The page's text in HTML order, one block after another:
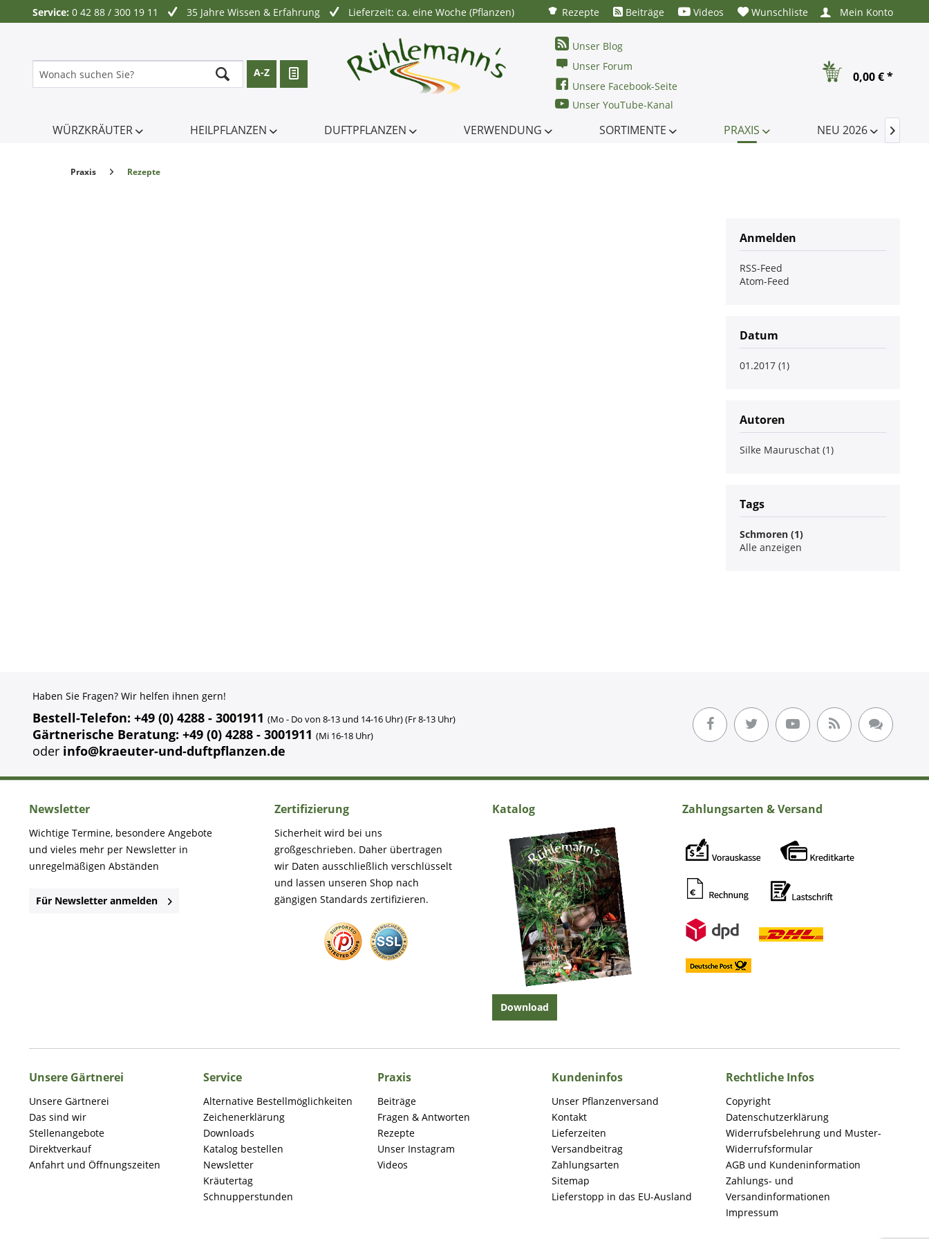
Service: 0 42 88 / 300 19 11 35 Jahre Wissen & Erfahrung Lieferzeit: ca. eine Woche (Pflanzen) Rezepte Beiträge Videos Wunschliste Mein Konto
A-Z
Unser Blog
Unser Forum
Unsere Facebook-Seite
Unser YouTube-Kanal
0,00 € *
WÜRZKRÄUTER HEILPFLANZEN DUFTPFLANZEN VERWENDUNG SORTIMENTE PRAXIS NEU 2026 
Praxis Rezepte
Anmelden
RSS-Feed
Atom-Feed
Datum
01.2017 (1)
Autoren
Silke Mauruschat (1)
Tags
Schmoren (1)
Alle anzeigen
Haben Sie Fragen? Wir helfen ihnen gern!
Bestell-Telefon: +49 (0) 4288 - 3001911 (Mo - Do von 8-13 und 14-16 Uhr) (Fr 8-13 Uhr)
Gärtnerische Beratung: +49 (0) 4288 - 3001911 (Mi 16-18 Uhr)
oder info@kraeuter-und-duftpflanzen.de
Newsletter
Wichtige Termine, besondere Angebote
und vieles mehr per Newsletter in
unregelmäßigen Abständen
Für Newsletter anmelden
Zertifizierung
Sicherheit wird bei uns
großgeschrieben. Daher übertragen
wir Daten ausschließlich verschlüsselt
und lassen unseren Shop nach
gängigen Standards zertifizieren.
Katalog
Download
Zahlungsarten & Versand
Unsere Gärtnerei
Unsere Gärtnerei
Das sind wir
Stellenangebote
Direktverkauf
Anfahrt und Öffnungszeiten
Service
Alternative Bestellmöglichkeiten
Zeichenerklärung
Downloads
Katalog bestellen
Newsletter
Kräutertag
Schnupperstunden
Praxis
Beiträge
Fragen & Antworten
Rezepte
Unser Instagram
Videos
Kundeninfos
Unser Pflanzenversand
Kontakt
Lieferzeiten
Versandbeitrag
Zahlungsarten
Sitemap
Lieferstopp in das EU-Ausland
Rechtliche Infos
Copyright
Datenschutzerklärung
Widerrufsbelehrung und Muster-
Widerrufsformular
AGB und Kundeninformation
Zahlungs- und
Versandinformationen
Impressum